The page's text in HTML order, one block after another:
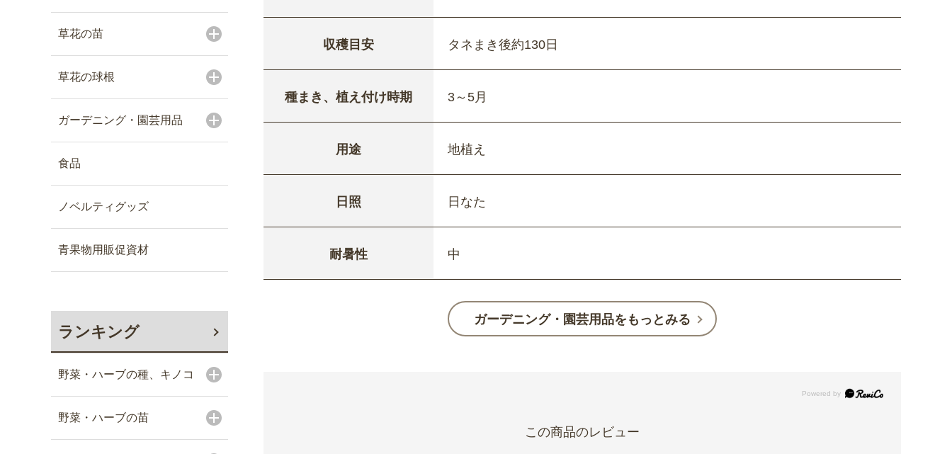
草花の苗
草花の球根
ガーデニング・園芸用品
食品
ノベルティグッズ
青果物用販促資材
ランキング
野菜・ハーブの種、キノコ
野菜・ハーブの苗
収穫目安 タネまき後約130日
種まき、植え付け時期 3～5月
用途 地植え
日照 日なた
耐暑性 中
ガーデニング・園芸用品をもっとみる